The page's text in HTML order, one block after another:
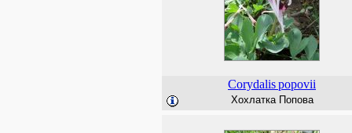
Corydalispopovii
Хохлатка Попова